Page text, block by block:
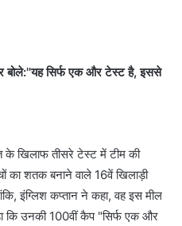
बोले:''यह सिर्फ एक और टेस्ट है, इससे
के खिलाफ तीसरे टेस्ट में टीम की
का शतक बनाने वाले 16वें खिलाड़ी
इंग्लिश कप्तान ने कहा, वह इस मील
कि उनकी 100वीं कैप "सिर्फ एक और